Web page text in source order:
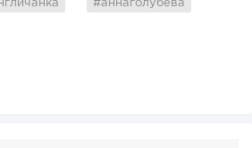
#аннаголубева